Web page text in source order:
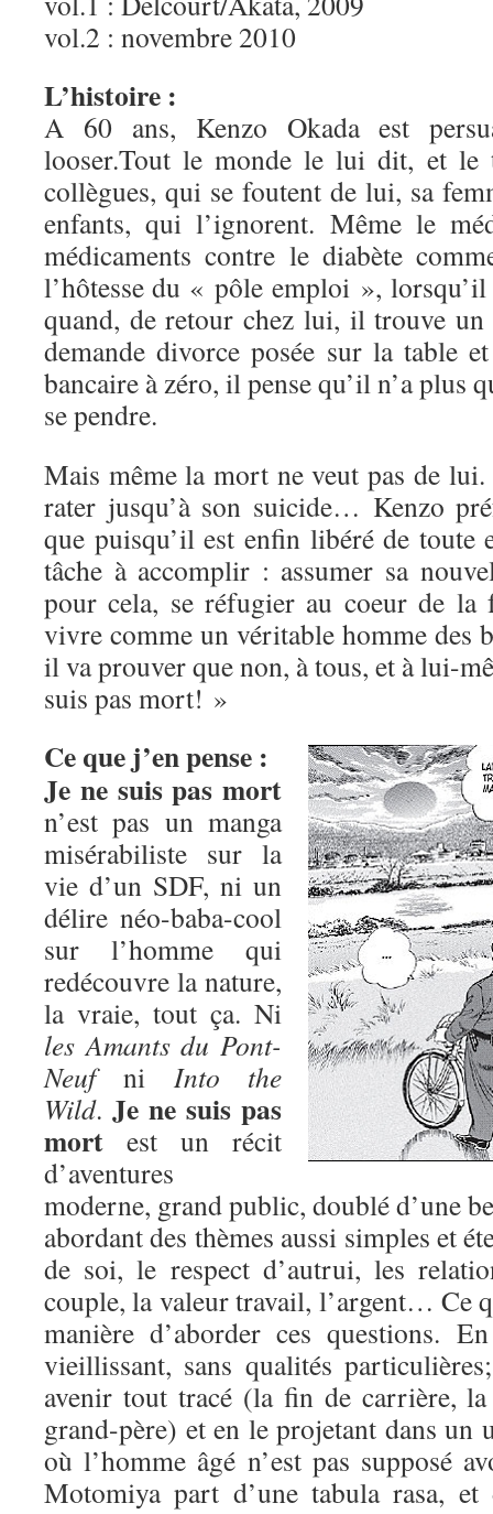
vol.2 : novembre 2010
L’histoire :
A 60 ans, Kenzo Okada est
looser.Tout le monde le lui dit, et le
collègues, qui se foutent de lui, sa
enfants, qui l’ignorent. Même le
médicaments contre le diabète
l’hôtesse du « pôle emploi »,
quand, de retour chez lui, il trouve un
demande divorce posée sur la table
bancaire à zéro, il pense qu’il n’a plus
se pendre.
Mais même la mort ne veut pas de
rater jusqu’à son suicide… Kenzo
que puisqu’il est enfin libéré de toute
tâche à accomplir : assumer sa
pour cela, se réfugier au coeur de la
vivre comme un véritable homme des
il va prouver que non, à tous, et à lui-
suis pas mort! »
Ce que j’en pense :
Je ne suis pas mort
n’est pas un manga
misérabiliste sur la
vie d’un SDF, ni un
délire néo-baba-cool
sur l’homme qui
redécouvre la nature,
la vraie, tout ça. Ni
les Amants du Pont-
Neufni Into the
Wild. Je ne suis pas
mort est un récit
d’aventures
moderne, grand public, doublé d’une
abordant des thèmes aussi simples et
de soi, le respect d’autrui, les
couple, la valeur travail, l’argent… Ce
manière d’aborder ces questions.
vieillissant, sans qualités
avenir tout tracé (la fin de carrière,
grand-père) et en le projetant dans
où l’homme âgé n’est pas supposé
Motomiya part d’une tabula rasa,